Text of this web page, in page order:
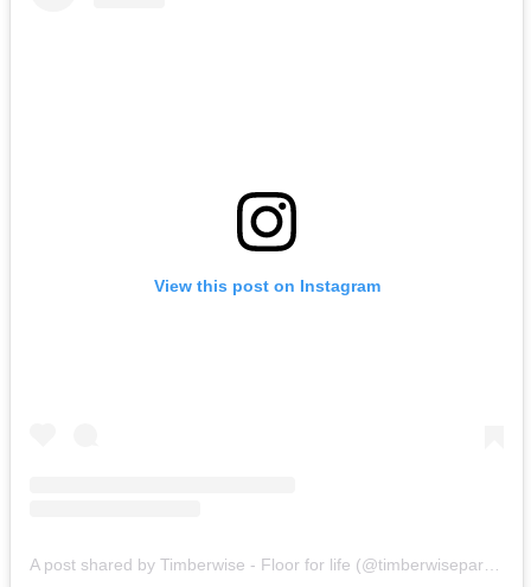
View this post on Instagram